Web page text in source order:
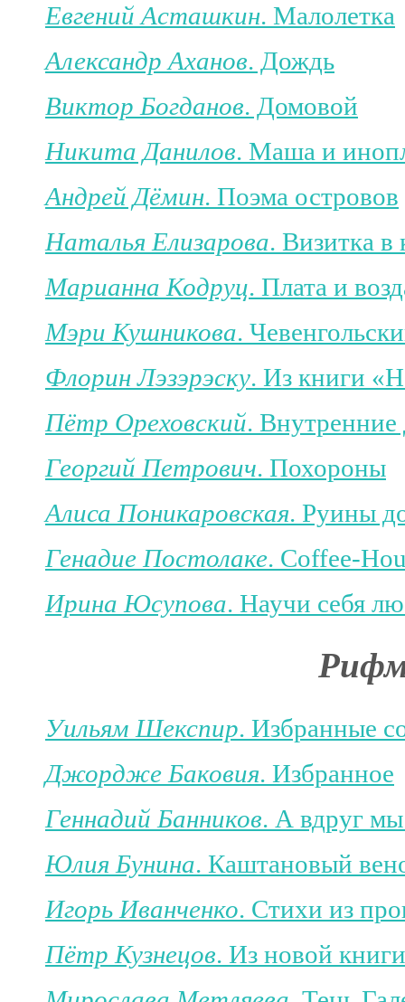
Евгений Асташкин. Малолетка
Александр Аханов. Дождь
Виктор Богданов. Домовой
Никита Данилов. Маша и
Андрей Дёмин. Поэма островов
Наталья Елизарова. Визитка в
Марианна Кодруц. Плата и
Мэри Кушникова.
Флорин Лэзэрэску. Из книги
Пётр Ореховский. Внутренние
Георгий Петрович. Похороны
Алиса Поникаровская. Руины
Генадие Постолаке. Coffee-
Ирина Юсупова. Научи себя
Уильям Шекспир. Избранные
Джордже Баковия. Избранное
Геннадий Банников. А вдруг
Юлия Бунина. Каштановый
Игорь Иванченко. Стихи из
Пётр Кузнецов. Из новой